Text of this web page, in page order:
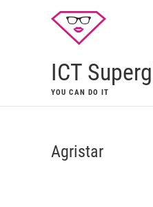
ICT
YOU CAN DO IT
Agristar